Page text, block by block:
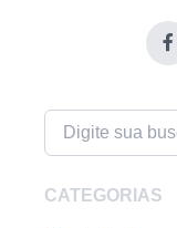
CATEGORIAS